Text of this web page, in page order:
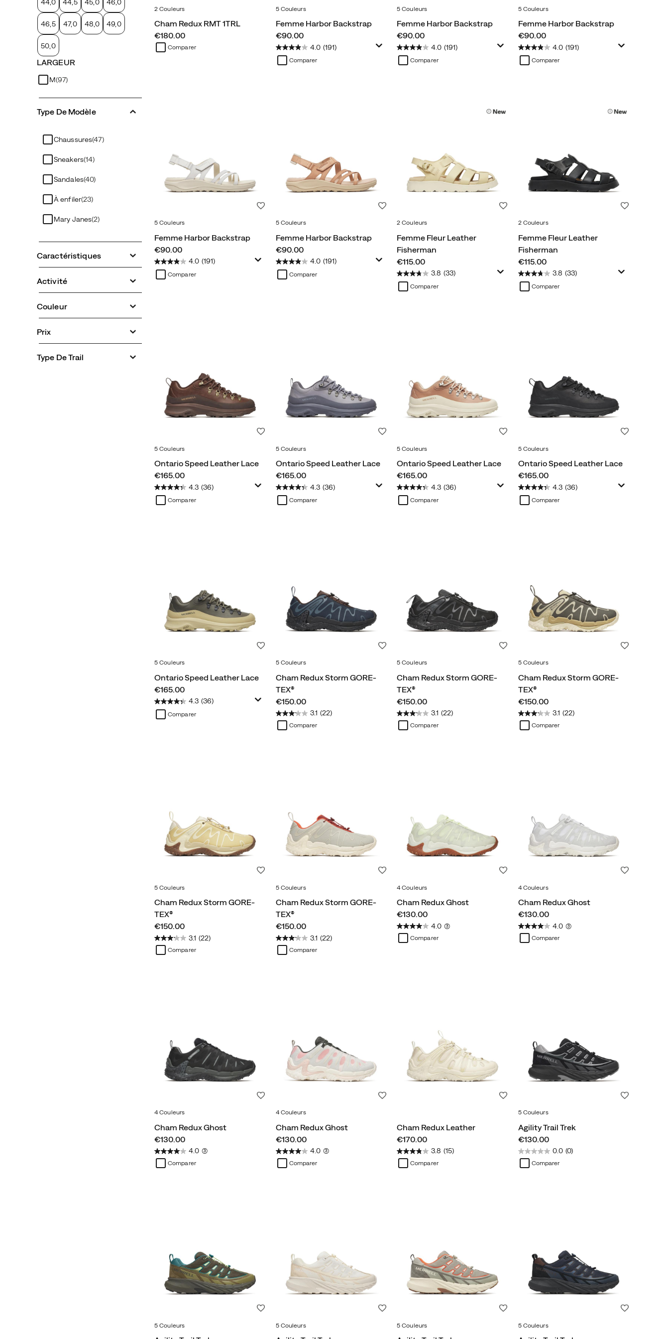
2 Couleurs
Cham Redux RMT 1TRL
price
€180.00
Comparer
5 Couleurs
Femme Harbor Backstrap
price
€90.00
4.0 (191)
Comparer
5 Couleurs
Femme Harbor Backstrap
price
€90.00
4.0 (191)
Comparer
5 Couleurs
Femme Harbor Backstrap
price
€90.00
4.0 (191)
Comparer
5 Couleurs
Femme Harbor Backstrap
price
€90.00
4.0 (191)
Comparer
5 Couleurs
Femme Harbor Backstrap
price
€90.00
4.0 (191)
Comparer
2 Couleurs
Femme Fleur Leather
Fisherman
price
€115.00
3.8 (33)
Comparer
2 Couleurs
Femme Fleur Leather
Fisherman
price
€115.00
3.8 (33)
Comparer
5 Couleurs
Ontario Speed Leather Lace
price
€165.00
4.3 (36)
Comparer
5 Couleurs
Ontario Speed Leather Lace
price
€165.00
4.3 (36)
Comparer
5 Couleurs
Ontario Speed Leather Lace
price
€165.00
4.3 (36)
Comparer
5 Couleurs
Ontario Speed Leather Lace
price
€165.00
4.3 (36)
Comparer
5 Couleurs
Ontario Speed Leather Lace
price
€165.00
4.3 (36)
Comparer
5 Couleurs
Cham Redux Storm GORE-
TEX®
price
€150.00
3.1 (22)
Comparer
5 Couleurs
Cham Redux Storm GORE-
TEX®
price
€150.00
3.1 (22)
Comparer
5 Couleurs
Cham Redux Storm GORE-
TEX®
price
€150.00
3.1 (22)
Comparer
5 Couleurs
Cham Redux Storm GORE-
TEX®
price
€150.00
3.1 (22)
Comparer
5 Couleurs
Cham Redux Storm GORE-
TEX®
price
€150.00
3.1 (22)
Comparer
4 Couleurs
Cham Redux Ghost
price
€130.00
4.0 (3)
Comparer
4 Couleurs
Cham Redux Ghost
price
€130.00
4.0 (3)
Comparer
4 Couleurs
Cham Redux Ghost
price
€130.00
4.0 (3)
Comparer
4 Couleurs
Cham Redux Ghost
price
€130.00
4.0 (3)
Comparer
Cham Redux Leather
price
€170.00
3.8 (15)
Comparer
5 Couleurs
Agility Trail Trek
price
€130.00
0.0 (0)
Comparer
5 Couleurs 5 Couleurs 5 Couleurs 5 Couleurs
44,0 44,5 45,0 46,0
46,5 47,0 48,0 49,0
50,0
LARGEUR
M(97)
Type De Modèle
Chaussures(47)
Sneakers(14)
Sandales(40)
À enfiler(23)
Mary Janes(2)
Caractéristiques
Activité
Couleur
Prix
Type De Trail